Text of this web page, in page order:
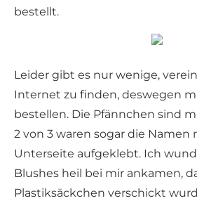
bestellt.
Leider gibt es nur wenige,
Internet zu finden, deswegen
bestellen. Die Pfännchen sind
2 von 3 waren sogar die Namen
Unterseite aufgeklebt. Ich
Blushes heil bei mir ankamen,
Plastiksäckchen verschickt